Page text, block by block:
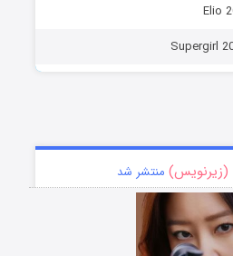
منتشر شد